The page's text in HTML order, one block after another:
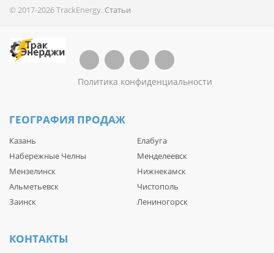
© 2017-2026 TrackEnergy. Статьи
Политика конфиденциальности
ГЕОГРАФИЯ ПРОДАЖ
Казань
Набережные Челны
Мензелинск
Альметьевск
Заинск
Елабуга
Менделеевск
Нижнекамск
Чистополь
Лениногорск
КОНТАКТЫ